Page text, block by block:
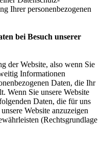
Ihrer personenbezogenen
bei Besuch unserer
der Website, also wenn Sie
Informationen
Daten, die Ihr
Wenn Sie unsere Website
Daten, die für uns
Website anzuzeigen
(Rechtsgrundlage